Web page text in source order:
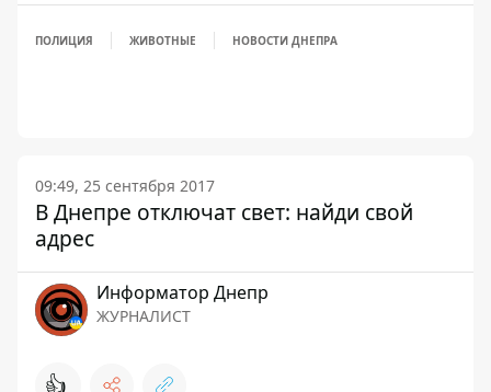
ПОЛИЦИЯ ЖИВОТНЫЕ НОВОСТИ ДНЕПРА
09:49, 25 сентября 2017
В Днепре отключат свет: найди свой
адрес
Информатор Днепр
ЖУРНАЛИСТ
👍